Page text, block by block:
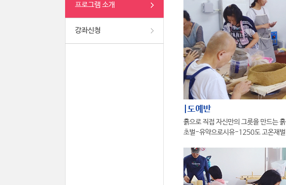
프로그램 소개
강좌신청
|도예반
흙으로 직접 자신만의 그릇을 만드는
초벌-유약으로시유-1250도 고온재벌